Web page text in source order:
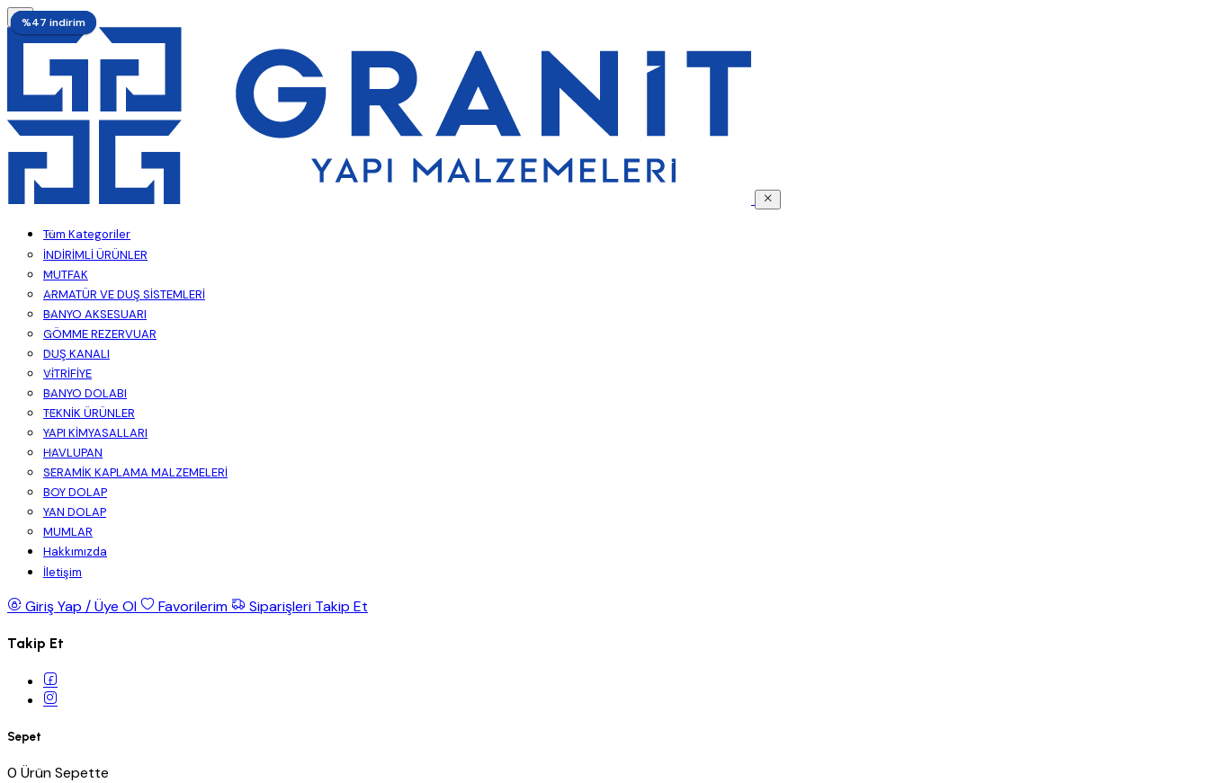
Tüm Kategoriler
İNDİRİMLİ ÜRÜNLER
MUTFAK
ARMATÜR VE DUŞ SİSTEMLERİ
BANYO AKSESUARI
GÖMME REZERVUAR
DUŞ KANALI
VİTRİFİYE
BANYO DOLABI
TEKNİK ÜRÜNLER
YAPI KİMYASALLARI
HAVLUPAN
SERAMİK KAPLAMA MALZEMELERİ
BOY DOLAP
YAN DOLAP
MUMLAR
Hakkımızda
İletişim
Giriş Yap / Üye Ol Favorilerim Siparişleri Takip Et
Takip Et
Sepet
0 Ürün Sepette
%52 indirim
%47 indirim
%52 indirim
%52 indirim
%52 indirim
%47 indirim